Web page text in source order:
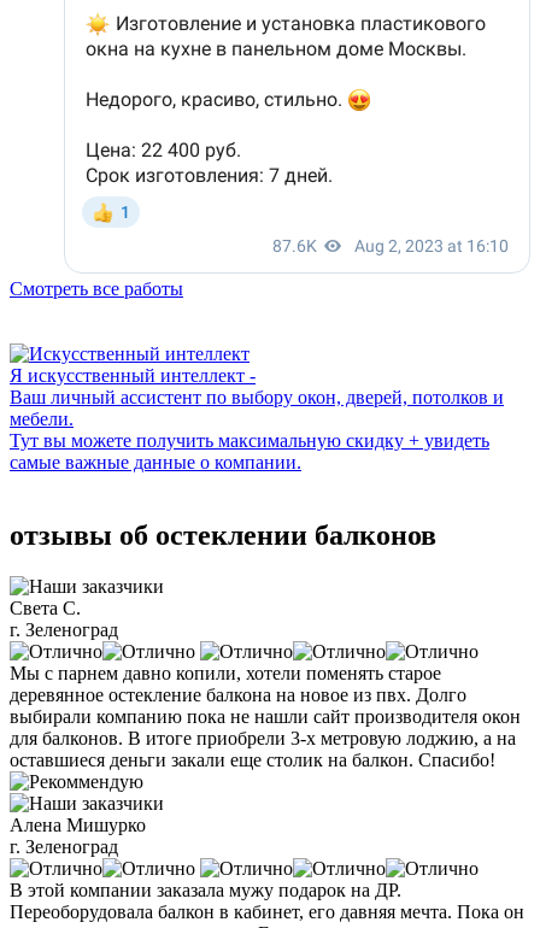
Смотреть все работы
Я искусственный интеллект -
Ваш личный ассистент по выбору окон, дверей, потолков и
мебели.
Тут вы можете получить максимальную скидку + увидеть
самые важные данные о компании.
отзывы об остеклении балконов
Света С.
г. Зеленоград
Мы с парнем давно копили, хотели поменять старое
деревянное остекление балкона на новое из пвх. Долго
выбирали компанию пока не нашли сайт производителя окон
для балконов. В итоге приобрели 3-х метровую лоджию, а на
оставшиеся деньги закали еще столик на балкон. Спасибо!
Алена Мишурко
г. Зеленоград
В этой компании заказала мужу подарок на ДР.
Переоборудовала балкон в кабинет, его давняя мечта. Пока он